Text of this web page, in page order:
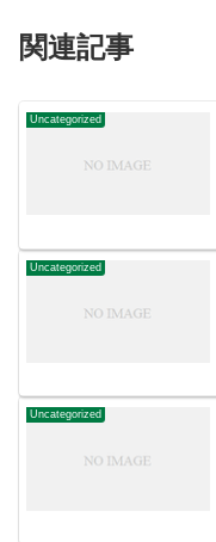
関連記事
Uncategorized
Uncategorized
Uncategorized